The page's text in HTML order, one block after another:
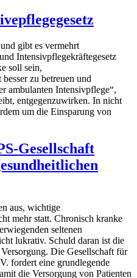
gibt es vermehrt
Intensivpflegekräftegesetz
soll sein,
zu betreuen und
ambulanten Intensivpflege“,
entgegenzuwirken. In nicht
um die Einsparung von
Gesellschaft
aus, wichtige
mehr statt. Chronisch kranke
seltenen
lukrativ. Schuld daran ist die
Die Gesellschaft für
fordert eine grundlegende
die Versorgung von Patienten